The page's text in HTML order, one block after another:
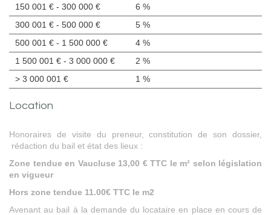
150 001 € - 300 000 €
6 %
300 001 € - 500 000 €
5 %
500 001 € - 1 500 000 €
4 %
1 500 001 € - 3 000 000 €
2 %
> 3 000 001 € 1 %
Location
Honoraires de visite du preneur, constitution de son dossier,
rédaction du bail et état des lieux :
Zone tendue en Vaucluse 13,00 € TTC le m² selon législation
en vigueur
Hors zone tendue 11.00€ TTC le m2
Avenant au bail à la demande du locataire en place en cours de